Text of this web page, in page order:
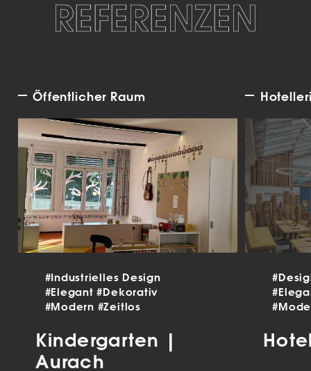
REFERENZEN
Öffentlicher Raum
#Industrielles Design
#Elegant#Dekorativ
#Modern #Zeitlos
Kindergarten |
Aurach